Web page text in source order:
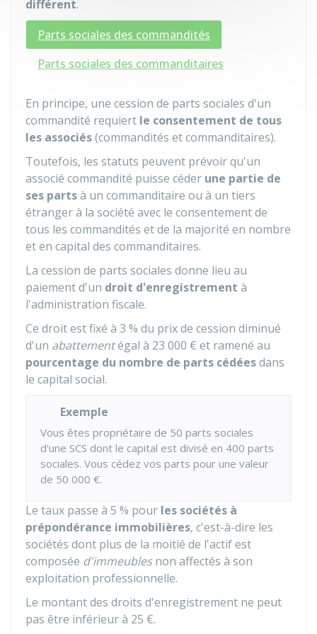
différent.
Parts sociales des commandités
Parts sociales des commanditaires
En principe, une cession de parts sociales d'un
commandité requiert le consentement de tous
les associés(commandités et commanditaires).
Toutefois, les statuts peuvent prévoir qu'un
associé commandité puisse céder une partie de
ses partsà un commanditaire ou à un tiers
étranger à la société avec le consentement de
tous les commandités et de la majorité en nombre
et en capital des commanditaires.
La cession de parts sociales donne lieu au
paiement d'un droit d'enregistrement à
l'administration fiscale.
Ce droit est fixé à 3 % du prix de cession diminué
d'un abattementégal à 23 000 € et ramené au
pourcentage du nombre de parts cédéesdans
le capital social.
Exemple
Vous êtes propriétaire de 50 parts sociales
d'une SCS dont le capital est divisé en 400 parts
sociales. Vous cédez vos parts pour une valeur
de 50 000 €.
Le taux passe à 5 % pour les sociétés à
prépondérance immobilières, c'est-à-dire les
sociétés dont plus de la moitié de l'actif est
composée d'immeublesnon affectés à son
exploitation professionnelle.
Le montant des droits d'enregistrement ne peut
pas être inférieur à 25 €.